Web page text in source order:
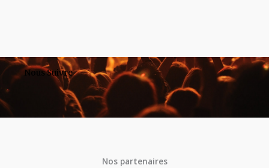
Nous Suivre
Nos partenaires